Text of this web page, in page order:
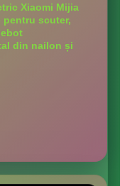
Xiaomi Mijia
pentru scuter,
din nailon și